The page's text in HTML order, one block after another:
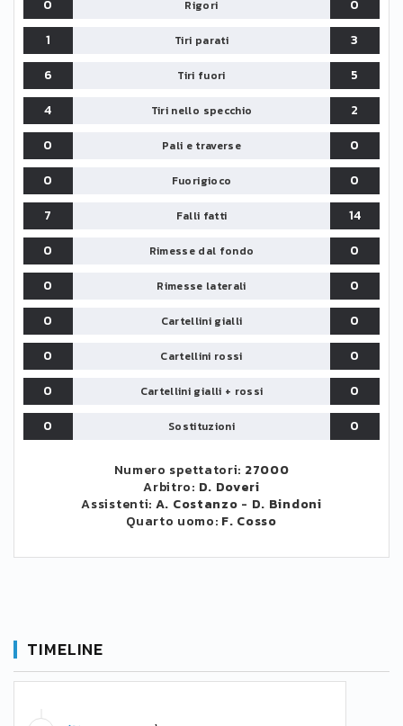
0 Rigori
0
1
Tiri parati
3
6
Tiri fuori
5
4
Tiri nello specchio
2
0
Pali e traverse
0
0
Fuorigioco
0
7
Falli fatti
14
0
Rimesse dal fondo
0
0
Rimesse laterali
0
0
Cartellini gialli
0
0
Cartellini rossi
0
0
Cartellini gialli + rossi
0
0
Sostituzioni 0
Numero spettatori: 27000
Arbitro: D. Doveri
Assistenti: A. Costanzo - D. Bindoni
Quarto uomo: F. Cosso
TIMELINE